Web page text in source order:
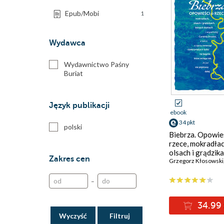
Epub/Mobi 1
Wydawca
Wydawnictwo Paśny
Buriat
Język publikacji
polski
Zakres cen
–
Wyczyść
ebook
34 pkt
Biebrza.
rzece,
olsach i
leśnych duktach i
Drodze, a także
biebrzniętych
bagnie, które
tak, że już nie
Grzegorz Kłosowski,
34.99